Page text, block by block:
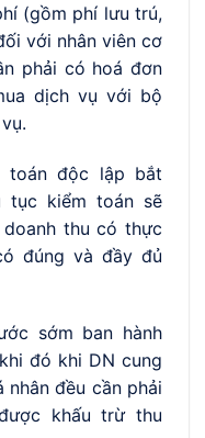
(gồm phí lưu trú,
với nhân viên cơ
phải có hoá đơn
dịch vụ với bộ
toán độc lập bắt
tục kiểm toán sẽ
thu có thực
đúng và đầy đủ
sớm ban hành
đó khi DN cung
nhân đều cần phải
khấu trừ thu